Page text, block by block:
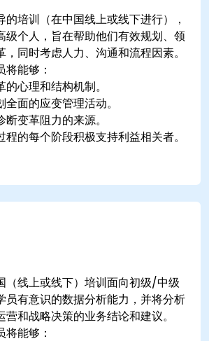
的培训（在中国线上或线下进行），
个人，旨在帮助他们有效规划、领
同时考虑人力、沟通和流程因素。
能够：
心理和结构机制。
面的应变管理活动。
变革阻力的来源。
程的每个阶段积极支持利益相关者。
（线上或线下）培训面向初级/中级
员有意识的数据分析能力，并将分析
和战略决策的业务结论和建议。
能够：